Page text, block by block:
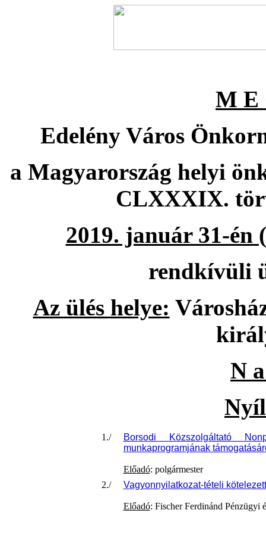
M E
Edelény Város
a Magyarország helyi
CLXXXIX.
2019. január 31-én
rendkívüli
Az ülés helye:
N
1./
Borsodi Közszolgáltató
munkaprogramjának
Előadó: polgármester
2./
Vagyonnyilatkozat-tételi
Előadó: Fischer Ferdinánd Pénzügyi